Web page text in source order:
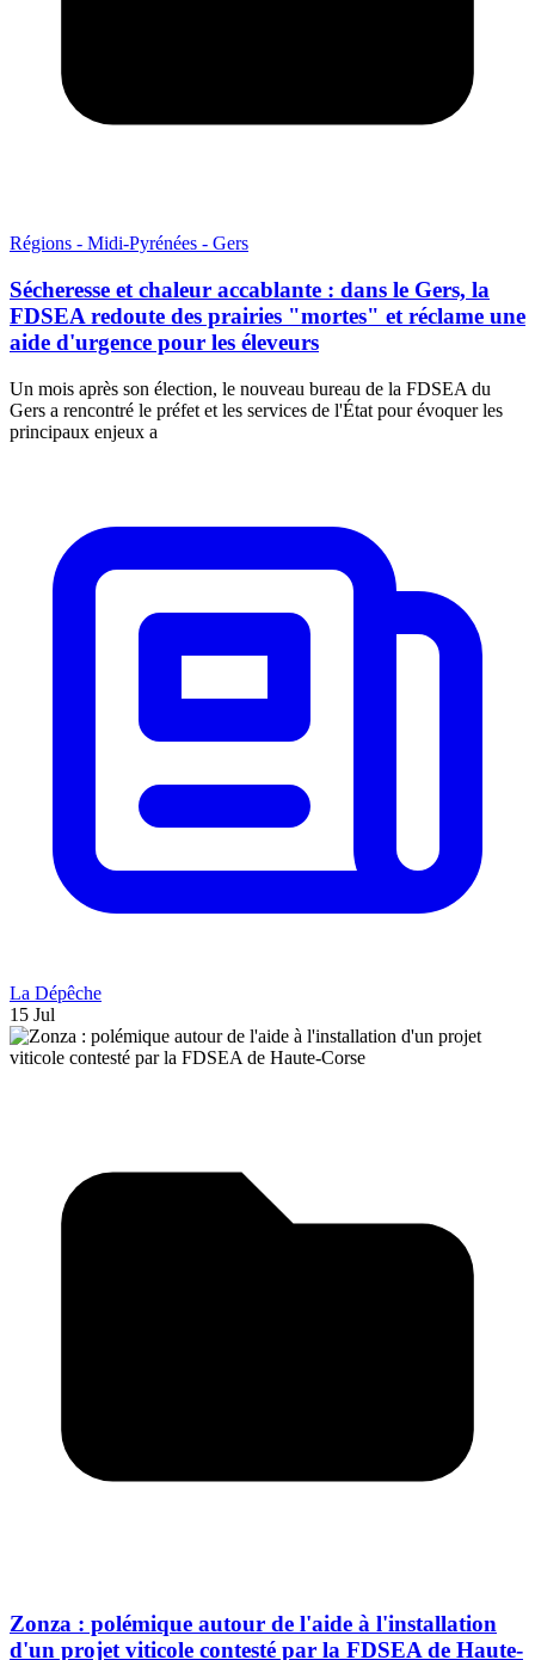
Régions - Midi-Pyrénées - Gers
Sécheresse et chaleur accablante : dans le Gers, la
FDSEA redoute des prairies "mortes" et réclame une
aide d'urgence pour les éleveurs
Un mois après son élection, le nouveau bureau de la FDSEA du
Gers a rencontré le préfet et les services de l'État pour évoquer les
principaux enjeux a
La Dépêche
15 Jul
Zonza : polémique autour de l'aide à l'installation
d'un projet viticole contesté par la FDSEA de Haute-